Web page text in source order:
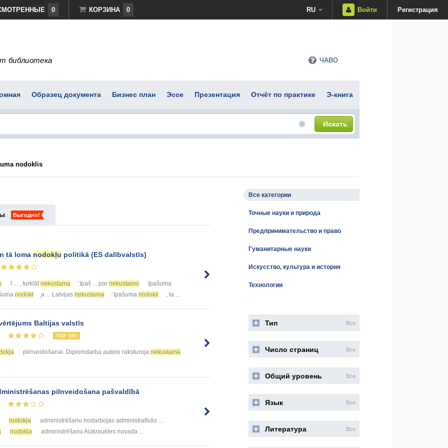
0 КОРЗИНА 0 RU Войти Регистрация
библиотека ЧАВО
Образец документа Бизнес план Эссе Презентация Отчёт по практике Э-книга
Искать
nodoklis
Выгодно!
tā loma nodokļu politikā (ES dalībvalstīs)
ī ... , turklāt nekustama ̄ īpaš ... par nekustamo
īpašuma
nodokl ̧a ... Latvijas nekustama ̄ īpašuma nodokli , ta ...
Baltijas valstīs
TOP 100
pilnveidošanai. Diplomdarba autore raksturoja nekustamā
pilnveidošana pašvaldībā
nodokļa
administrēšanu nodarbojas administratīvās ...
nodokļa administrēšanu Aizkraukles novada ...
Все категории
Точные науки и природа
Предпринимательство и право
Гуманитарные науки
Искусство, культура и история
Технологии
Тип Все
Число страниц Все
Общий уровень Все
Язык Все
Литература Все